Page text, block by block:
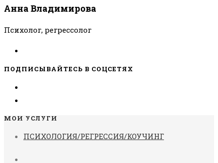
Анна Владимирова
Психолог, регрессолог
ПОДПИСЫВАЙТЕСЬ В СОЦСЕТЯХ
МОИ УСЛУГИ
ПСИХОЛОГИЯ/РЕГРЕССИЯ/КОУЧИНГ